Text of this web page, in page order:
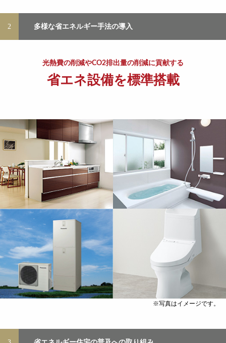
2 多様な省エネルギー手法の導入
光熱費の削減やCO2排出量の削減に貢献する
省エネ設備を標準搭載
※写真はイメージです。